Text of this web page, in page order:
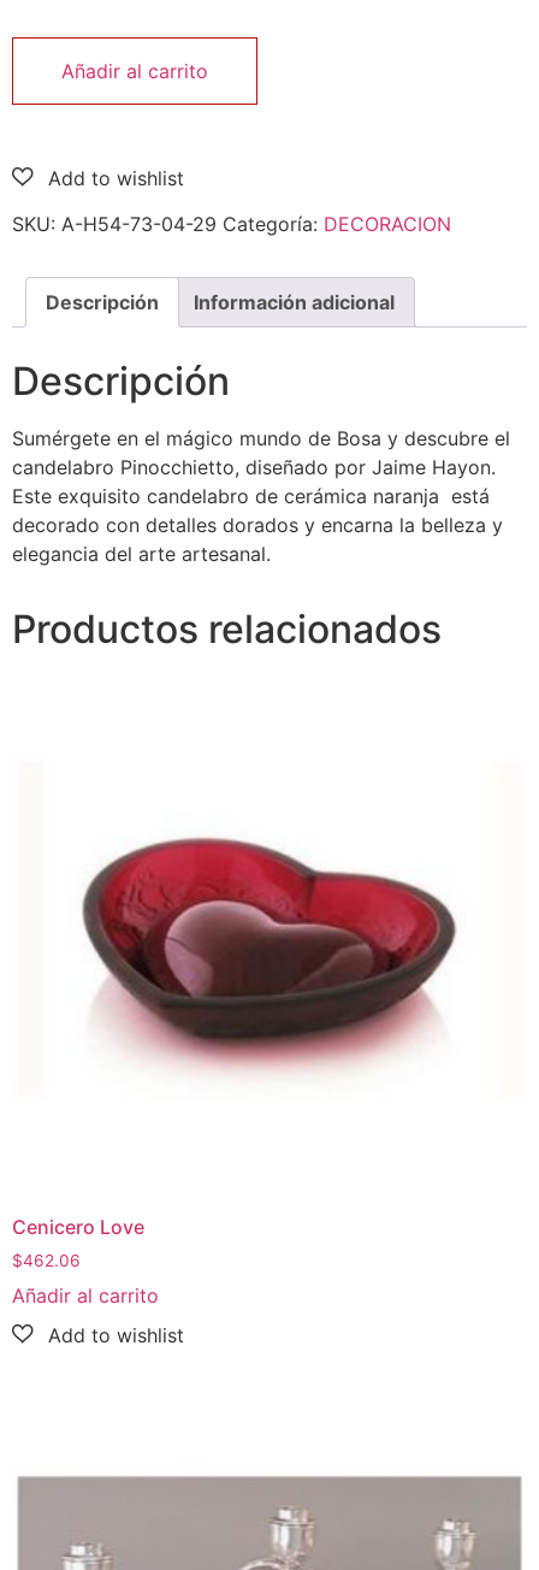
Añadir al carrito
SKU: A-H54-73-04-29 Categoría: DECORACION
Descripción Información adicional
Descripción
Sumérgete en el mágico mundo de Bosa y descubre el
candelabro Pinocchietto, diseñado por Jaime Hayon.
Este exquisito candelabro de cerámica naranja está
decorado con detalles dorados y encarna la belleza y
elegancia del arte artesanal.
Productos relacionados
Cenicero Love
$462.06
Añadir al carrito